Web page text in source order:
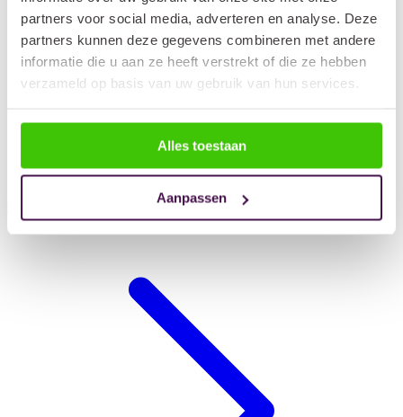
partners voor social media, adverteren en analyse. Deze
partners kunnen deze gegevens combineren met andere
informatie die u aan ze heeft verstrekt of die ze hebben
verzameld op basis van uw gebruik van hun services.
Alles toestaan
Aanpassen